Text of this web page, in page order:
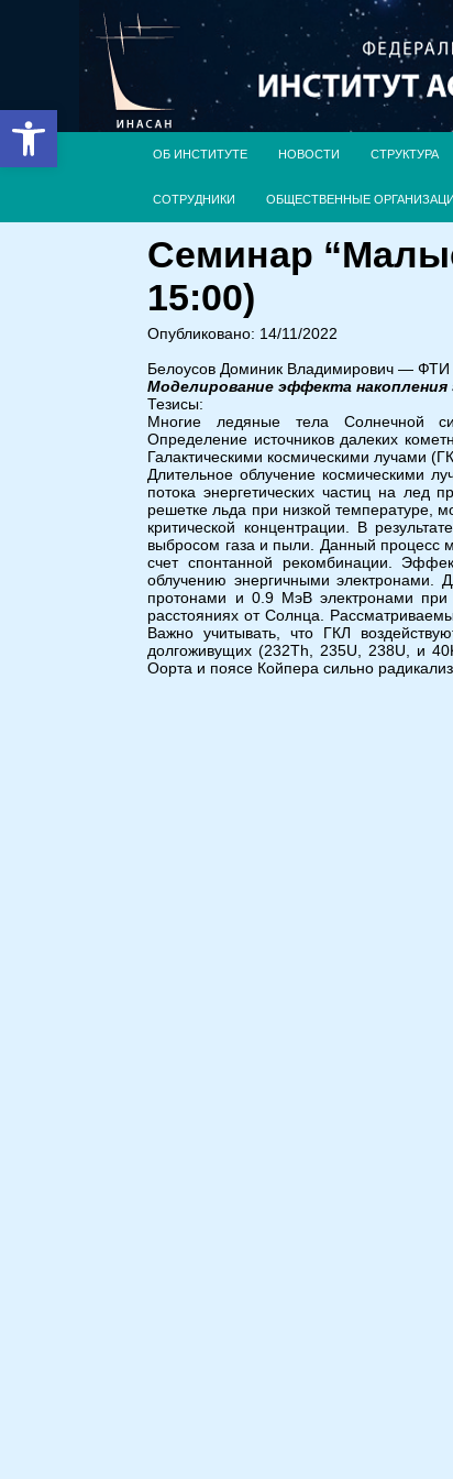
Открыть панель инструментов
ОБ ИНСТИТУТЕ НОВОСТИ СТРУКТУРА
СОТРУДНИКИ ОБЩЕСТВЕННЫЕ
Семинар
15:00)
Опубликовано: 14/11/2022
Белоусов Доминик Владимирович —
Моделирование эффекта
Тезисы:
Многие ледяные тела Солнечной
Определение источников далеких
Галактическими космическими лучами
Длительное облучение космическими
потока энергетических частиц на лед
решетке льда при низкой температуре,
критической концентрации. В
выбросом газа и пыли. Данный процесс
счет спонтанной рекомбинации.
облучению энергичными электронами.
протонами и 0.9 МэВ электронами
расстояниях от Солнца.
Важно учитывать, что ГКЛ
долгоживущих (232Th, 235U, 238U, и
Оорта и поясе Койпера сильно